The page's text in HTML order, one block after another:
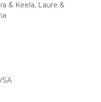
& Keela, Laure &